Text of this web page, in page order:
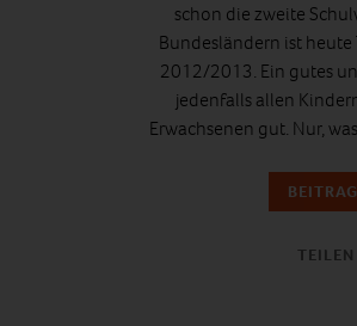
schon die zweite
Bundesländern ist heute
2012/2013. Ein gutes
jedenfalls allen
Erwachsenen gut. Nur,
TEILEN